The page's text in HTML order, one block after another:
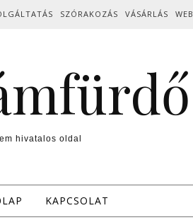
SZÓRAKOZÁS VÁSÁRLÁS WEB
hivatalos oldal
KAPCSOLAT